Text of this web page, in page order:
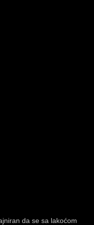
da se sa lakoćom